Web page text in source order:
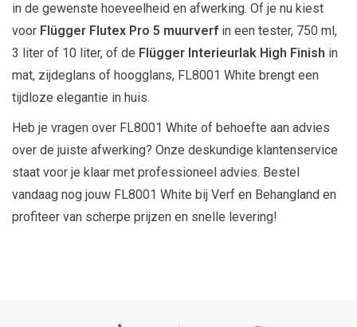
in de gewenste hoeveelheid en afwerking. Of je nu kiest
voor Flügger Flutex Pro 5 muurverf in een tester, 750 ml,
3 liter of 10 liter, of de Flügger Interieurlak High Finish in
mat, zijdeglans of hoogglans, FL8001 White brengt een
tijdloze elegantie in huis.
Heb je vragen over FL8001 White of behoefte aan advies
over de juiste afwerking? Onze deskundige klantenservice
staat voor je klaar met professioneel advies. Bestel
vandaag nog jouw FL8001 White bij Verf en Behangland en
profiteer van scherpe prijzen en snelle levering!